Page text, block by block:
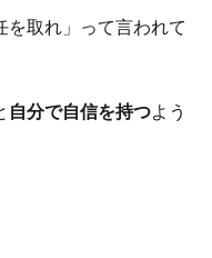
を取れ」って言われて
自分で自信を持つよう